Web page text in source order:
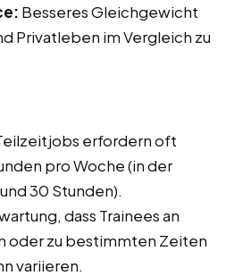
Besseres Gleichgewicht
Privatleben im Vergleich zu
erfordern oft
pro Woche (in der
30 Stunden).
dass Trainees an
oder zu bestimmten Zeiten
variieren.